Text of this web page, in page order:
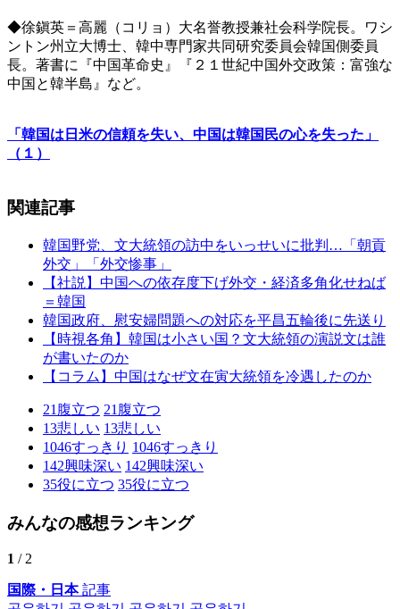
◆徐鎭英＝高麗（コリョ）大名誉教授兼社会科学院長。ワシ
ントン州立大博士、韓中専門家共同研究委員会韓国側委員
長。著書に『中国革命史』『２１世紀中国外交政策：富強な
中国と韓半島』など。
「韓国は日米の信頼を失い、中国は韓国民の心を失った」
（１）
関連記事
韓国野党、文大統領の訪中をいっせいに批判…「朝貢
外交」「外交惨事」
【社説】中国への依存度下げ外交・経済多角化せねば
＝韓国
韓国政府、慰安婦問題への対応を平昌五輪後に先送り
【時視各角】韓国は小さい国？文大統領の演説文は誰
が書いたのか
【コラム】中国はなぜ文在寅大統領を冷遇したのか
21 腹立つ 21 腹立つ
13悲しい 13悲しい
1046すっきり 1046すっきり
142興味深い 142興味深い
35役に立つ 35役に立つ
みんなの感想ランキング
1 / 2
国際・日本記事